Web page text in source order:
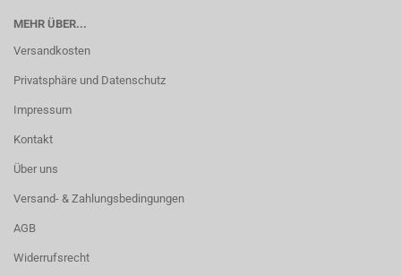
MEHR ÜBER...
Versandkosten
Privatsphäre und Datenschutz
Impressum
Kontakt
Über uns
Versand- & Zahlungsbedingungen
AGB
Widerrufsrecht